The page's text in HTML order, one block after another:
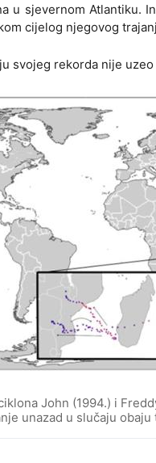
u sjevernom Atlantiku.
cijelog njegovog
svojeg rekorda nije
John (1994.) i
unazad u slučaju